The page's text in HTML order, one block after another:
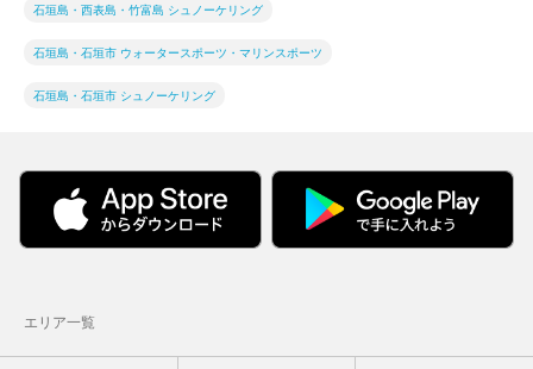
石垣島・西表島・竹富島 シュノーケリング
石垣島・石垣市 ウォータースポーツ・マリンスポーツ
石垣島・石垣市 シュノーケリング
エリア一覧